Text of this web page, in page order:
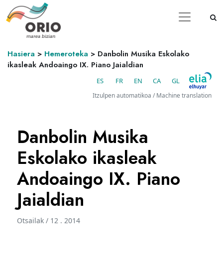
Hasiera > Hemeroteka > Danbolin Musika Eskolako
ikasleak Andoaingo IX. Piano Jaialdian
ES FR EN CA GL
Itzulpen automatikoa / Machine translation
Danbolin Musika
Eskolako ikasleak
Andoaingo IX. Piano
Jaialdian
Otsailak / 12 . 2014